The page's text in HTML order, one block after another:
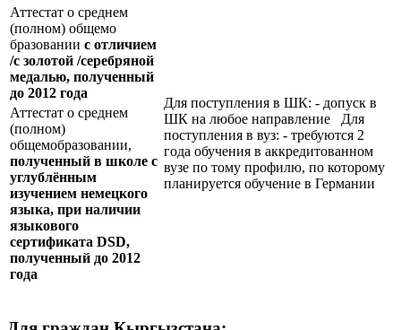
Аттестат о среднем
(полном) общемо
бразовании с отличием
/с золотой /серебряной
медалью, полученный
до 2012 года
Для поступления в ШК: - допуск в
ШК на любое направление Для
поступления в вуз: - требуются 2
года обучения в аккредитованном
вузе по тому профилю, по которому
планируется обучение в Германии
Аттестат о среднем
(полном)
общемобразовании,
полученный в школе с
углублённым
изучением немецкого
языка, при наличии
языкового
сертификата DSD,
полученный до 2012
года